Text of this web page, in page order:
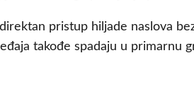
pristup hiljade naslova
takođe spadaju u primarnu